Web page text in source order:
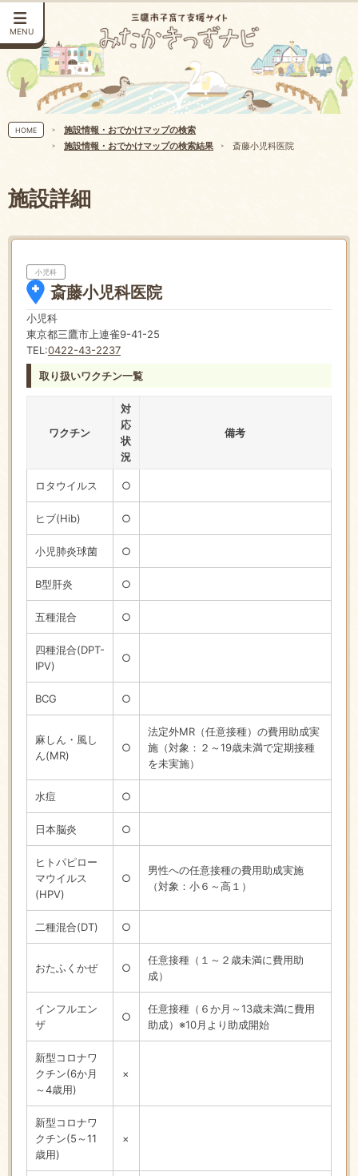
MENU
HOME
施設情報・おでかけマップの検索
施設情報・おでかけマップの検索結果
斎藤小児科医院
施設詳細
小児科
斎藤小児科医院
小児科
東京都三鷹市上連雀9-41-25
TEL:0422-43-2237
取り扱いワクチン一覧
ワクチン
対
応
状
況
備考
ロタウイルス ○
ヒブ(Hib) ○
小児肺炎球菌 ○
B型肝炎 ○
五種混合 ○
四種混合(DPT-
IPV)
○
BCG ○
麻しん・風し
ん(MR)
○
法定外MR（任意接種）の費用助成実
施（対象：２～19歳未満で定期接種
を未実施）
水痘 ○
日本脳炎 ○
ヒトパピロー
マウイルス
(HPV)
○
男性への任意接種の費用助成実施
（対象：小６～高１）
二種混合(DT) ○
おたふくかぜ ○
任意接種（１～２歳未満に費用助
成）
インフルエン
ザ
○
任意接種（６か月～13歳未満に費用
助成）※10月より助成開始
新型コロナワ
クチン(6か月
～4歳用)
×
新型コロナワ
クチン(5～11
歳用)
×